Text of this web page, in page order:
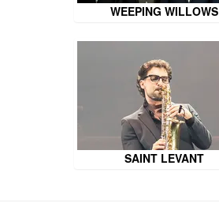
WEEPING WILLOWS
SAINT LEVANT